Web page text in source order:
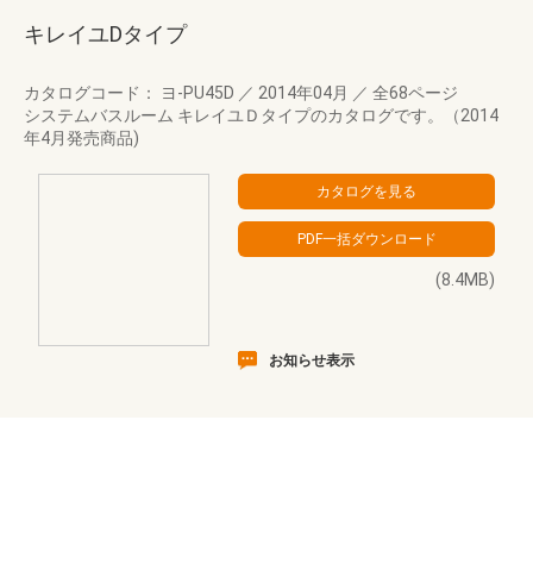
キレイユDタイプ
カタログコード： ヨ-PU45D ／ 2014年04月 ／ 全68ページ
システムバスルーム キレイユＤタイプのカタログです。（2014
年4月発売商品)
(8.4MB)
お知らせ表示